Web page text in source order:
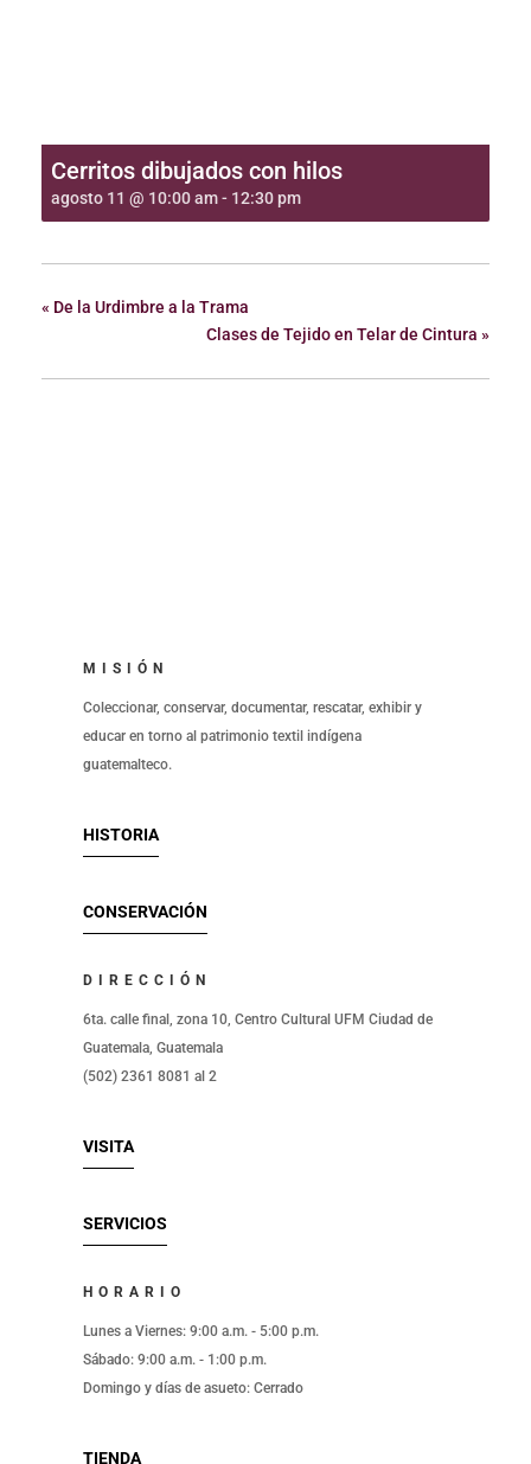
Cerritos dibujados con hilos
agosto 11 @ 10:00 am- 12:30 pm
« De la Urdimbre a la Trama
Clases de Tejido en Telar de Cintura »
MISIÓN
Coleccionar, conservar, documentar, rescatar, exhibir y
educar en torno al patrimonio textil indígena
guatemalteco.
HISTORIA
CONSERVACIÓN
DIRECCIÓN
6ta. calle final, zona 10, Centro Cultural UFM Ciudad de
Guatemala, Guatemala
(502) 2361 8081 al 2
VISITA
SERVICIOS
HORARIO
Lunes a Viernes: 9:00 a.m. - 5:00 p.m.
Sábado: 9:00 a.m. - 1:00 p.m.
Domingo y días de asueto: Cerrado
TIENDA